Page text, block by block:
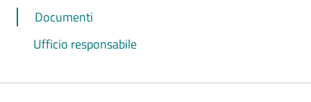
Documenti
Ufficio responsabile